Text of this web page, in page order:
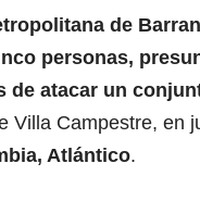
de
personas,
de atacar un
Villa Campestre, en
Atlántico.